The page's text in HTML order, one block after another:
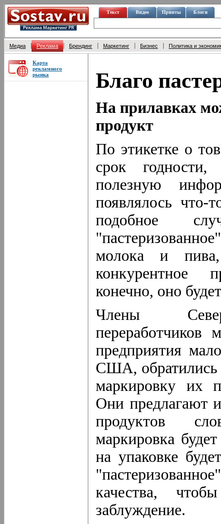
Текст Видео Принты Блоги
Медиа Реклама Брендинг Маркетинг Бизнес Политика и
Карта
рекламного
рынка
Благо
На прилавках
продукт
По этикетке о
срок
полезную
появлялось что-
подобное
молока и
конкурентное
конечно, оно
Члены
предприятия
США, обратились
маркировку их
Они предлагают
продуктов
маркировка
на упаковке
качества,
заблуждение.